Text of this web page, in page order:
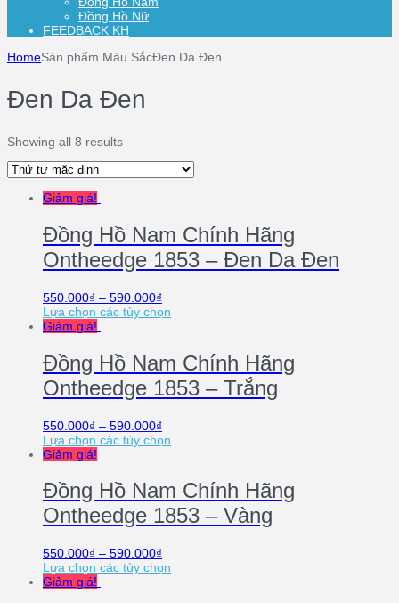
Đồng Hồ Nữ
FEEDBACK KH
HomeSản phẩm Màu SắcĐen Da Đen
Đen Da Đen
Showing all 8 results
Giảm giá!
Đồng Hồ Nam Chính Hãng
Ontheedge 1853 – Đen Da Đen
550.000₫ – 590.000₫
Lựa chọn các tùy chọn
Giảm giá!
Đồng Hồ Nam Chính Hãng
Ontheedge 1853 – Trắng
550.000₫ – 590.000₫
Lựa chọn các tùy chọn
Giảm giá!
Đồng Hồ Nam Chính Hãng
Ontheedge 1853 – Vàng
550.000₫ – 590.000₫
Lựa chọn các tùy chọn
Giảm giá!